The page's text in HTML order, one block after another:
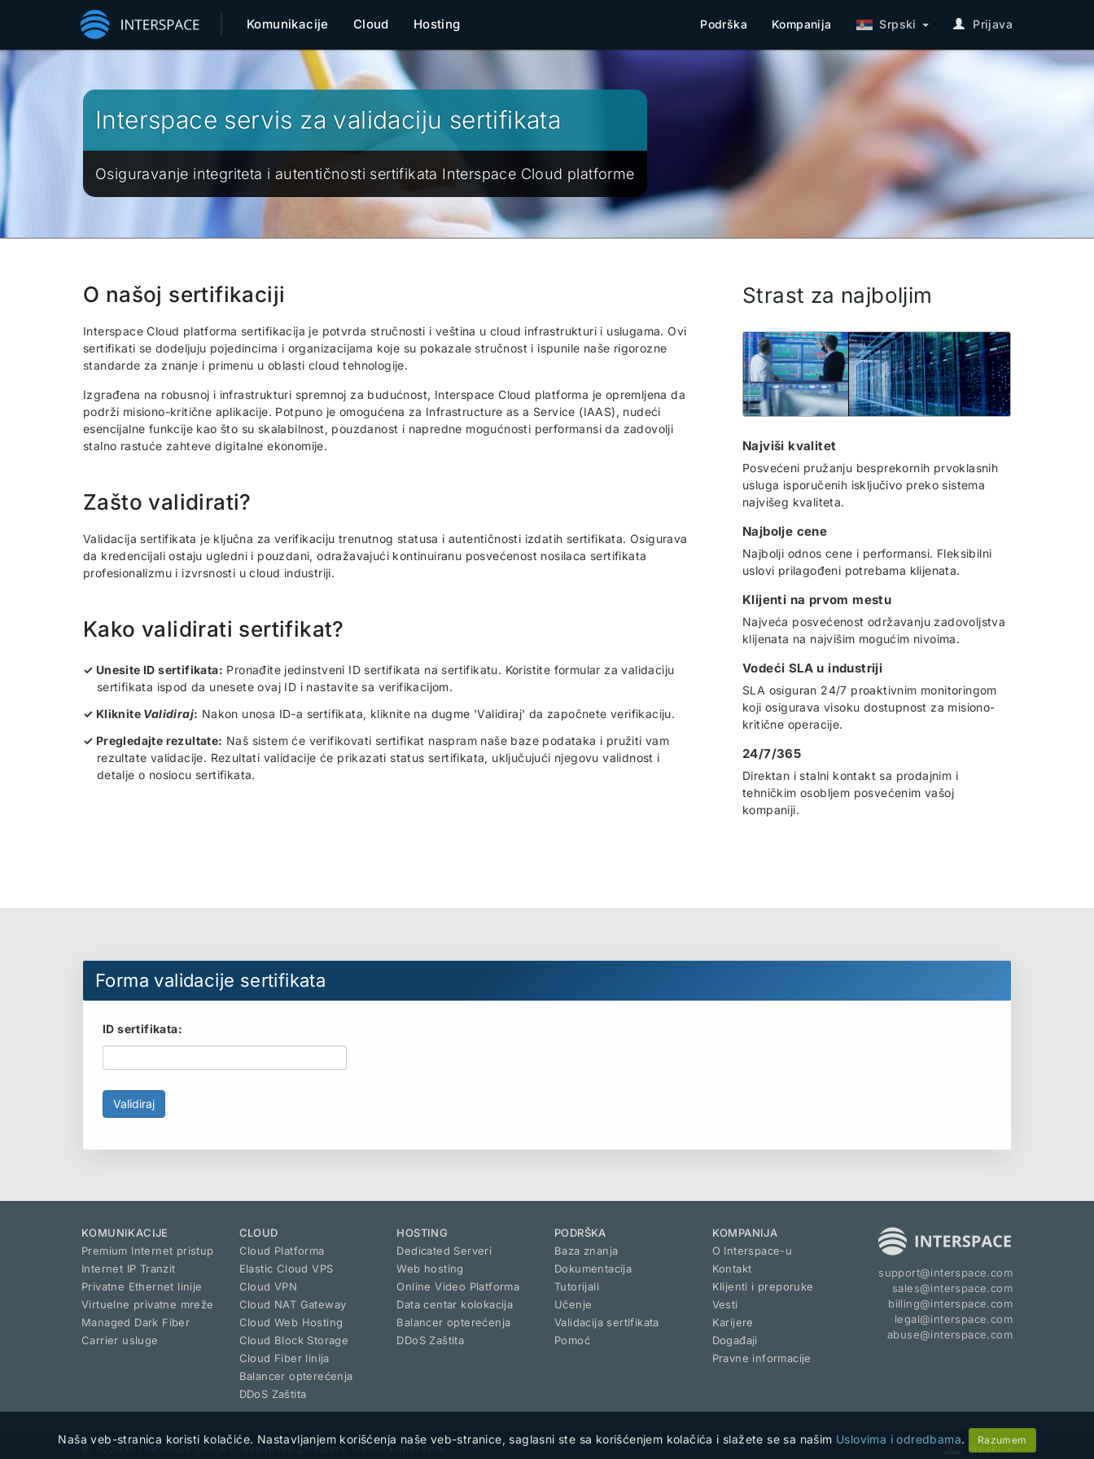
Komunikacije Cloud Hosting Srpski Prijava
Podrška Kompanija
Interspace servis za validaciju sertifikata
Osiguravanje integriteta i autentičnosti sertifikata Interspace Cloud platforme
O našoj sertifikaciji
Interspace Cloud platforma sertifikacija je potvrda stručnosti i veština u cloud infrastrukturi i uslugama. Ovi
sertifikati se dodeljuju pojedincima i organizacijama koje su pokazale stručnost i ispunile naše rigorozne
standarde za znanje i primenu u oblasti cloud tehnologije.
Izgrađena na robusnoj i infrastrukturi spremnoj za budućnost, Interspace Cloud platforma je opremljena da
podrži misiono-kritične aplikacije. Potpuno je omogućena za Infrastructure as a Service (IAAS), nudeći
esencijalne funkcije kao što su skalabilnost, pouzdanost i napredne mogućnosti performansi da zadovolji
stalno rastuće zahteve digitalne ekonomije.
Zašto validirati?
Validacija sertifikata je ključna za verifikaciju trenutnog statusa i autentičnosti izdatih sertifikata. Osigurava
da kredencijali ostaju ugledni i pouzdani, odražavajući kontinuiranu posvećenost nosilaca sertifikata
profesionalizmu i izvrsnosti u cloud industriji.
Kako validirati sertifikat?
Unesite ID sertifikata: Pronađite jedinstveni ID sertifikata na sertifikatu. Koristite formular za validaciju
sertifikata ispod da unesete ovaj ID i nastavite sa verifikacijom.
Kliknite Validiraj: Nakon unosa ID-a sertifikata, kliknite na dugme 'Validiraj' da započnete verifikaciju.
Pregledajte rezultate: Naš sistem će verifikovati sertifikat naspram naše baze podataka i pružiti vam
rezultate validacije. Rezultati validacije će prikazati status sertifikata, uključujući njegovu validnost i
detalje o nosiocu sertifikata.
Strast za najboljim
Najviši kvalitet
Posvećeni pružanju besprekornih prvoklasnih
usluga isporučenih isključivo preko sistema
najvišeg kvaliteta.
Najbolje cene
Najbolji odnos cene i performansi. Fleksibilni
uslovi prilagođeni potrebama klijenata.
Klijenti na prvom mestu
Najveća posvećenost održavanju zadovoljstva
klijenata na najvišim mogućim nivoima.
Vodeći SLA u industriji
SLA osiguran 24/7 proaktivnim monitoringom
koji osigurava visoku dostupnost za misiono-
kritične operacije.
24/7/365
Direktan i stalni kontakt sa prodajnim i
tehničkim osobljem posvećenim vašoj
kompaniji.
Forma validacije sertifikata
ID sertifikata:
KOMUNIKACIJE
Premium Internet pristup
Internet IP Tranzit
Privatne Ethernet linije
Virtuelne privatne mreže
Managed Dark Fiber
Carrier usluge
CLOUD
Cloud Platforma
Elastic Cloud VPS
Cloud VPN
Cloud NAT Gateway
Cloud Web Hosting
Cloud Block Storage
Cloud Fiber linija
Balancer opterećenja
DDoS Zaštita
HOSTING
Dedicated Serveri
Web hosting
Online Video Platforma
Data centar kolokacija
Balancer opterećenja
DDoS Zaštita
PODRŠKA
Baza znanja
Dokumentacija
Tutorijali
Učenje
Validacija sertifikata
Pomoć
KOMPANIJA
O Interspace-u
Kontakt
Klijenti i preporuke
Vesti
Karijere
Događaji
Pravne informacije
support@interspace.com
sales@interspace.com
billing@interspace.com
legal@interspace.com
abuse@interspace.com
© 2026 INTERSPACE DOOEL. Sva prava zadržana. Uslovi korišćenja. Srpski
Naša veb-stranica koristi kolačiće. Nastavljanjem korišćenja naše veb-stranice, saglasni ste sa korišćenjem kolačića i slažete se sa našim Uslovima i odredbama. Razumem